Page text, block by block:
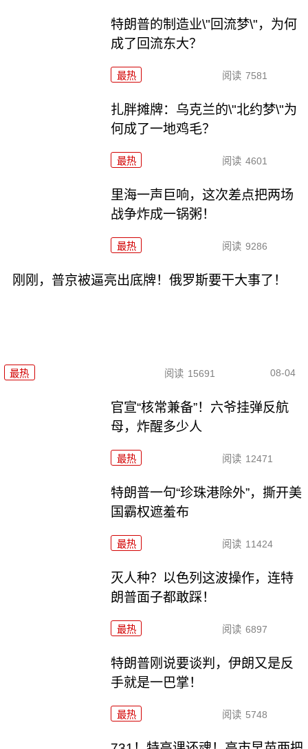
特朗普的制造业\"回流梦\"，为何
成了回流东大？
最热 阅读 7581
扎胖摊牌：乌克兰的\"北约梦\"为
何成了一地鸡毛？
最热 阅读 4601
里海一声巨响，这次差点把两场
战争炸成一锅粥！
最热 阅读 9286
刚刚，普京被逼亮出底牌！俄罗斯要干大事了！
最热 阅读 15691 08-04
官宣“核常兼备”！六爷挂弹反航
母，炸醒多少人
最热 阅读 12471
特朗普一句“珍珠港除外”，撕开美
国霸权遮羞布
最热 阅读 11424
灭人种？以色列这波操作，连特
朗普面子都敢踩！
最热 阅读 6897
特朗普刚说要谈判，伊朗又是反
手就是一巴掌！
最热 阅读 5748